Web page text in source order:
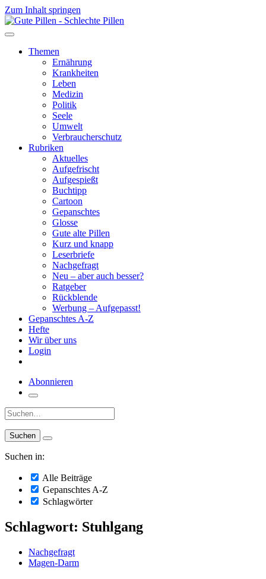
Zum Inhalt springen
Themen
Ernährung
Krankheiten
Leben
Medizin
Politik
Seele
Umwelt
Verbraucherschutz
Rubriken
Aktuelles
Aufgefrischt
Aufgespießt
Buchtipp
Cartoon
Gepanschtes
Glosse
Gute alte Pillen
Kurz und knapp
Leserbriefe
Nachgefragt
Neu – aber auch besser?
Ratgeber
Rückblende
Werbung – Aufgepasst!
Gepanschtes A-Z
Hefte
Wir über uns
Login
Abonnieren
Suche:
Suchen in:
Alle Beiträge
Gepanschtes A-Z
Schlagwörter
Schlagwort: Stuhlgang
Nachgefragt
Magen-Darm